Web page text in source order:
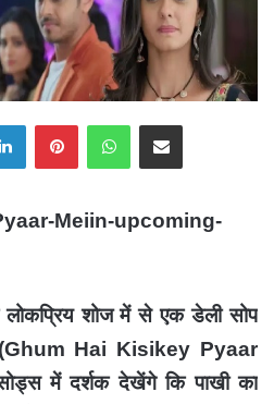
Meiin-upcoming-
शोज में से एक डेली सोप
(Ghum Hai Kisikey Pyaar
में दर्शक देखेंगे कि पाखी का